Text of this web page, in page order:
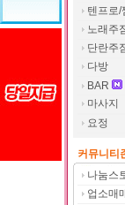
텐프로/
노래주
단란주
다방
BAR
마사지
요정
커뮤니티
나눔스
업소매